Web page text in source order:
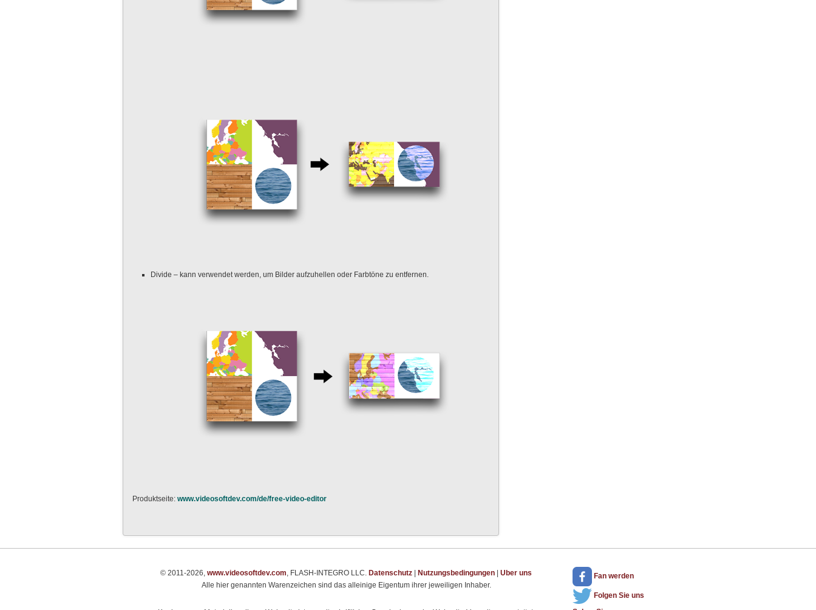
Divide – kann verwendet werden, um Bilder aufzuhellen oder Farbtöne zu entfernen.
Produktseite: www.videosoftdev.com/de/free-video-editor
Fan werden
Folgen Sie uns
© 2011-2026, www.videosoftdev.com, FLASH-INTEGRO LLC. Datenschutz Nutzungsbedingungen
Uber uns
Alle hier genannten Warenzeichen sind das alleinige Eigentum ihrer jeweiligen Inhaber.